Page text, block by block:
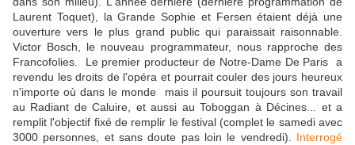
Laurent Toquet), la Grande Sophie et Fersen étaient déjà une
ouverture vers le plus grand public qui paraissait raisonnable.
Victor Bosch, le nouveau programmateur, nous rapproche des
Francofolies. Le premier producteur de Notre-Dame De Paris a
revendu les droits de l'opéra et pourrait couler des jours heureux
n'importe où dans le monde mais il poursuit toujours son travail
au Radiant de Caluire, et aussi au Toboggan à Décines... et a
remplit l'objectif fixé de remplir le festival (complet le samedi avec
3000 personnes, et sans doute pas loin le vendredi). Interrogé